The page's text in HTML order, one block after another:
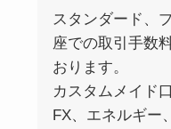
スタンダード、
座での取引手数
おります。
カスタムメイド
FX、エネルギー